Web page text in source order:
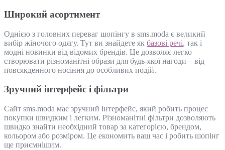
Широкий асортимент
Однією з головних переваг шопінгу в sms.moda є великий
вибір жіночого одягу. Тут ви знайдете як базові речі, так і
модні новинки від відомих брендів. Це дозволяє легко
створювати різноманітні образи для будь-якої нагоди – від
повсякденного носіння до особливих подій.
Зручний інтерфейс і фільтри
Сайт sms.moda має зручний інтерфейс, який робить процес
покупки швидким і легким. Різноманітні фільтри дозволяють
швидко знайти необхідний товар за категорією, брендом,
кольором або розміром. Це економить ваш час і робить шопінг
ще приємнішим.